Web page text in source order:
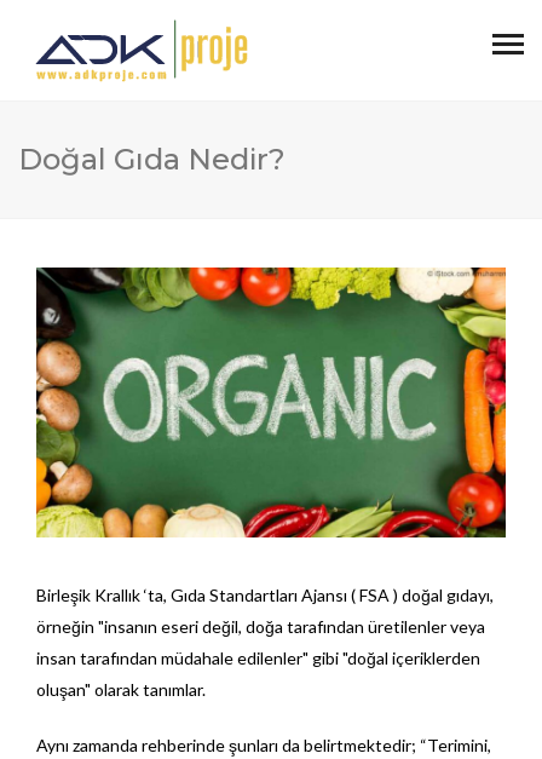
Doğal Gıda Nedir?
Birleşik Krallık ‘ta, Gıda Standartları Ajansı ( FSA ) doğal gıdayı,
örneğin "insanın eseri değil, doğa tarafından üretilenler veya
insan tarafından müdahale edilenler" gibi "doğal içeriklerden
oluşan" olarak tanımlar.
Aynı zamanda rehberinde şunları da belirtmektedir; “Terimini,